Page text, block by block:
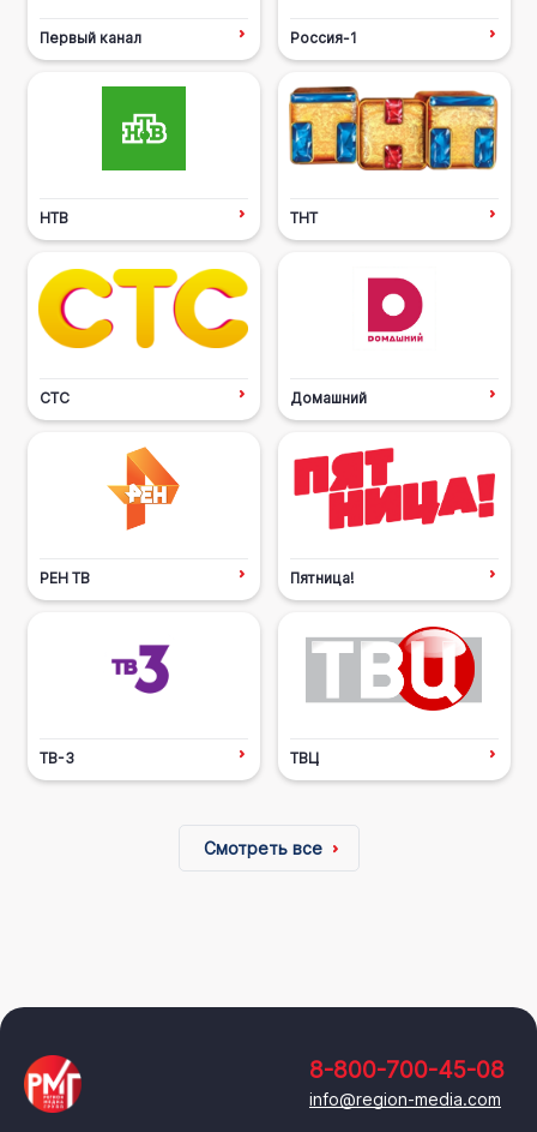
Первый канал Россия-1
НТВ ТНТ
СТС Домашний
РЕН ТВ Пятница!
ТВ-3 ТВЦ
Смотреть все
8-800-700-45-08
info@region-media.com